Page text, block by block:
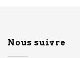
Nous suivre